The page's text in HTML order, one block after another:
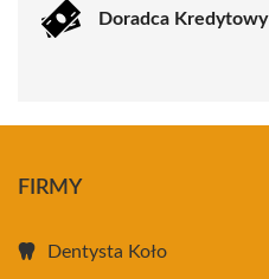
Doradca Kredytowy
FIRMY
Dentysta Koło